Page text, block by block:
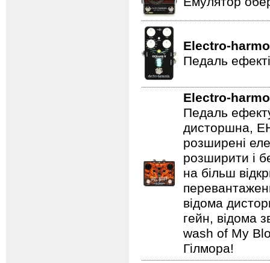
Electro-
Педаль
Electro-
Педаль
дисторшна,
розширені
розширити і
на більш
відома
гейн, відома
wash of My
Гілмора!